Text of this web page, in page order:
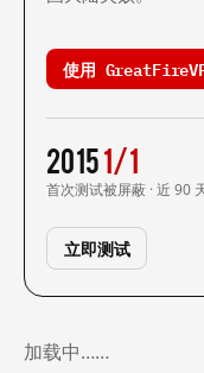
使用
2015
首次测试
1/1
被屏蔽 · 近 90
立即测试
加载中……